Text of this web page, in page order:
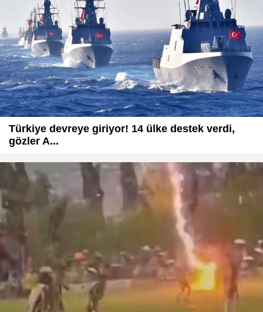
Türkiye devreye giriyor! 14 ülke destek verdi,
gözler A...